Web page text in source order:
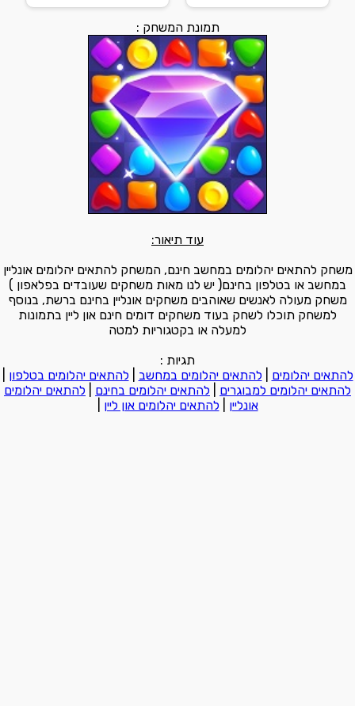
תמונת המשחק :
עוד תיאור:
משחק להתאים יהלומים במחשב חינם, המשחק להתאים יהלומים אונליין
במחשב או בטלפון בחינם( יש לנו מאות משחקים שעובדים בפלאפון )
משחק מעולה לאנשים שאוהבים משחקים אונליין בחינם ברשת, בנוסף
למשחק תוכלו לשחק בעוד משחקים דומים חינם און ליין בתמונות
למעלה או בקטגוריות למטה
תגיות :
להתאים יהלומים
להתאים יהלומים במחשב להתאים יהלומים בטלפון
להתאים יהלומים למבוגרים
להתאים יהלומים בחינם
להתאים יהלומים
אונליין
להתאים יהלומים און ליין